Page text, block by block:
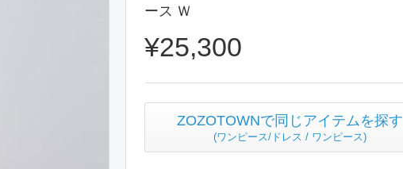
ース Ｗ
¥25,300
ZOZOTOWNで同じアイテムを探す
(ワンピース/ドレス / ワンピース)